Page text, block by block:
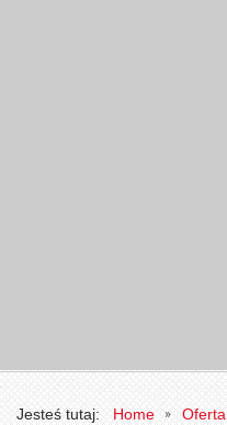
Jesteś tutaj: Home Oferta